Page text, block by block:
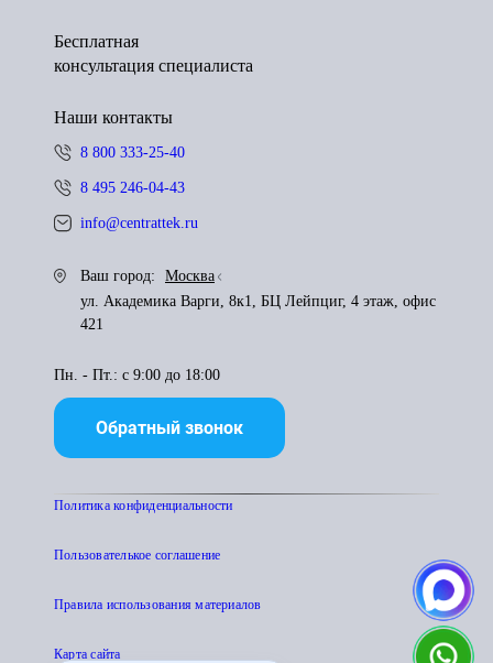
Бесплатная
консультация специалиста
Наши контакты
8 800 333-25-40
8 495 246-04-43
info@centrattek.ru
Ваш город:
Москва
ул. Академика Варги, 8к1, БЦ Лейпциг, 4 этаж, офис
421
Пн. - Пт.: с 9:00 до 18:00
Обратный звонок
Политика конфиденциальности
Пользователькое соглашение
Правила использования материалов
Карта сайта